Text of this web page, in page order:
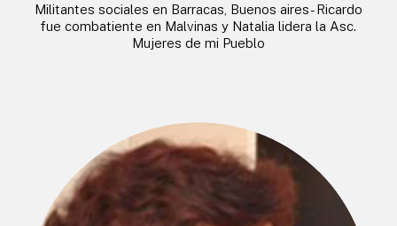
Militantes sociales en Barracas, Buenos aires- Ricardo
fue combatiente en Malvinas y Natalia lidera la Asc.
Mujeres de mi Pueblo